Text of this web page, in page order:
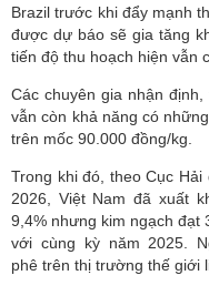
Brazil trước khi đẩy mạnh
được dự báo sẽ gia tăng
tiến độ thu hoạch hiện vẫn
Các chuyên gia nhận
vẫn còn khả năng có
trên mốc 90.000 đồng/kg.
Trong khi đó, theo Cục
2026, Việt Nam đã xuất
9,4% nhưng kim ngạch đạt
với cùng kỳ năm 2025.
phê trên thị trường thế giới